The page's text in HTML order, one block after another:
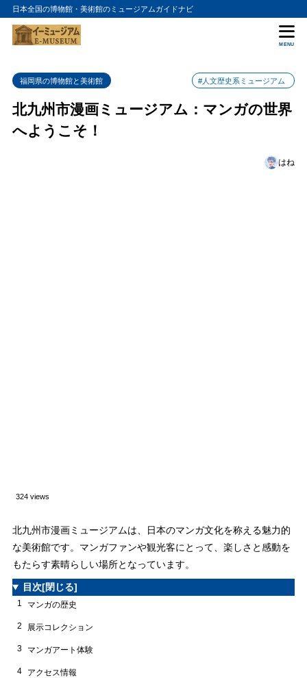
日本全国の博物館・美術館のミュージアムガイドナビ
MENU
福岡県の博物館と美術館 #人文歴史系ミュージアム
北九州市漫画ミュージアム：マンガの世界
へようこそ！
はね
324 views
北九州市漫画ミュージアムは、日本のマンガ文化を称える魅力的
な美術館です。マンガファンや観光客にとって、楽しさと感動を
もたらす素晴らしい場所となっています。
目次[閉じる]
1 マンガの歴史
2 展示コレクション
3 マンガアート体験
4 アクセス情報
目次
1 マンガの歴史
マンガアート体験
4